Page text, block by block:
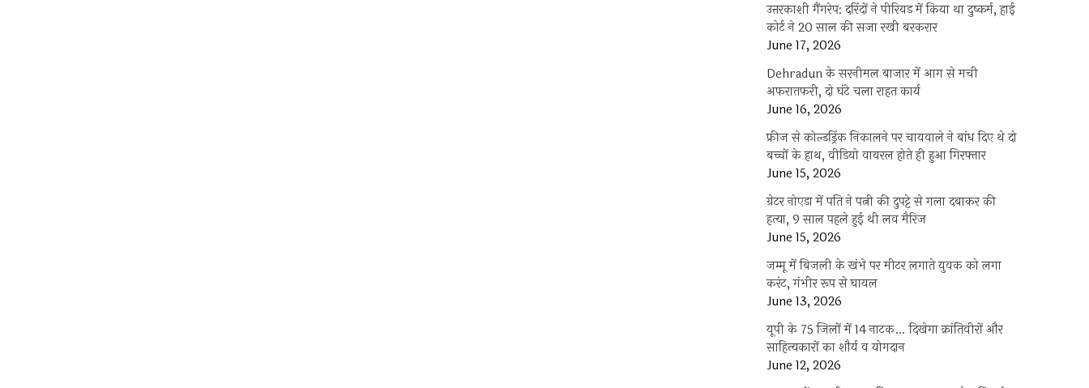
उत्तरकाशी गैंगरेप: दरिंदों ने पीरियड में किया था दुष्कर्म, हाई
कोर्ट ने 20 साल की सजा रखी बरकरार
June 17, 2026
Dehradun के सरनीमल बाजार में आग से मची
अफरातफरी, दो घंटे चला राहत कार्य
June 16, 2026
फ्रीज से कोल्डड्रिंक निकालने पर चायवाले ने बांध दिए थे दो
बच्चों के हाथ, वीडियो वायरल होते ही हुआ गिरफ्तार
June 15, 2026
ग्रेटर नोएडा में पति ने पत्नी की दुपट्टे से गला दबाकर की
हत्या, 9 साल पहले हुई थी लव मैरिज
June 15, 2026
जम्मू में बिजली के खंभे पर मीटर लगाते युवक को लगा
करंट, गंभीर रूप से घायल
June 13, 2026
यूपी के 75 जिलों में 14 नाटक… दिखेगा क्रांतिवीरों और
साहित्यकारों का शौर्य व योगदान
June 12, 2026